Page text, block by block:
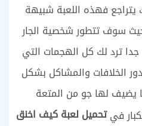
يتراجع فهذه اللعبة شبيهة
سوف تتطور شخصية الجار
ترد لك كل الهجمات التي
الخلافات والمشاكل بشكل
يضيف لها جو من المتعة
فيتحميل لعبة كيف اخنق